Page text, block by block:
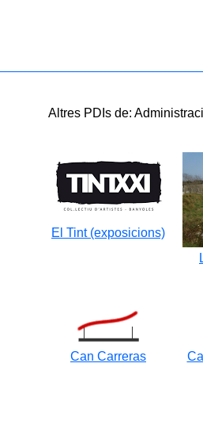
Altres PDIs de:
El Tint (exposicions)
Can Carreras